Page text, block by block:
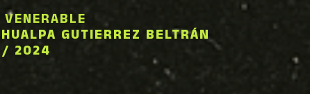
GUTIERREZ BELTRÁN
/ 2024